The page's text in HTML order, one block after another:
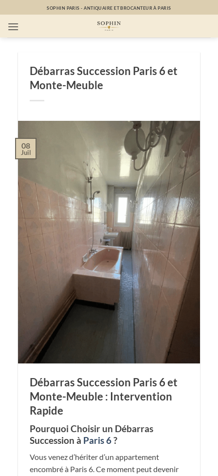
au
contenu
SOPHIN PARIS - ANTIQUAIRE ET BROCANTEUR À PARIS
Débarras Succession Paris 6 et
Monte-Meuble
08
Juil
Débarras Succession Paris 6 et
Monte-Meuble : Intervention
Rapide
Pourquoi Choisir un Débarras
Succession à Paris 6?
Vous venez d’hériter d’un appartement
encombré à Paris 6. Ce moment peut devenir